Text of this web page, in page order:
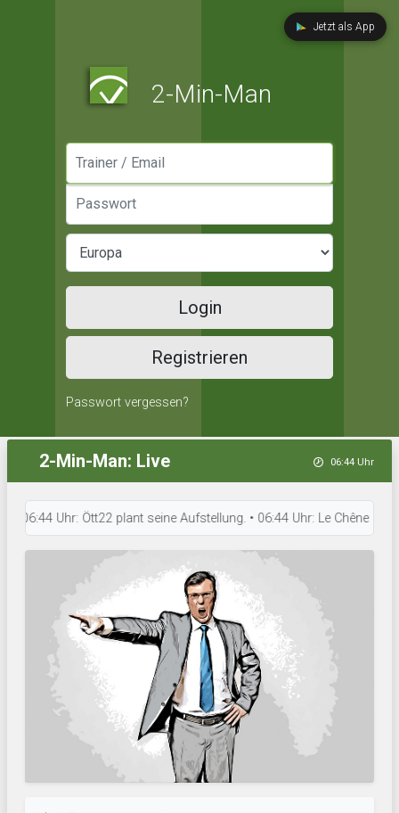
Jetzt als App
2-Min-Man
Login
Registrieren
Passwort vergessen?
2-Min-Man: Live 06:44 Uhr
Uhr: Ött22 plant seine Aufstellung. • 06:44 Uhr: Le Chêne de la